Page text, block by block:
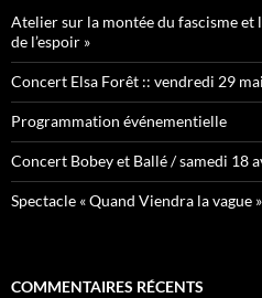
Atelier sur la montée du fascisme et
de l’espoir »
Concert Elsa Forêt :: vendredi 29 mai
Programmation événementielle
Concert Bobey et Ballé / samedi 18
Spectacle « Quand Viendra la vague »
COMMENTAIRES RÉCENTS